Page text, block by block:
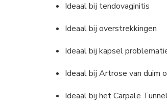
Ideaal bij tendovaginitis
Ideaal bij overstrekkingen
Ideaal bij kapsel
Ideaal bij Artrose van duim
Ideaal bij het Carpale